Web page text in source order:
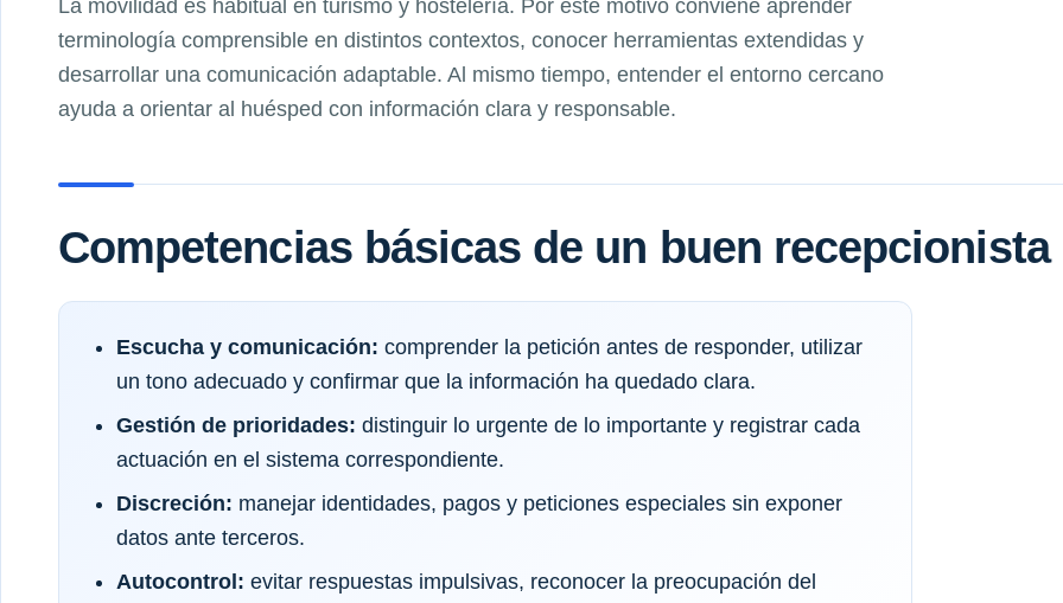
La movilidad es habitual en turismo y hostelería. Por este motivo conviene aprender
terminología comprensible en distintos contextos, conocer herramientas extendidas y
desarrollar una comunicación adaptable. Al mismo tiempo, entender el entorno cercano
ayuda a orientar al huésped con información clara y responsable.
Competencias básicas de un buen recepcionista
Escucha y comunicación: comprender la petición antes de responder, utilizar
un tono adecuado y confirmar que la información ha quedado clara.
Gestión de prioridades: distinguir lo urgente de lo importante y registrar cada
actuación en el sistema correspondiente.
Discreción: manejar identidades, pagos y peticiones especiales sin exponer
datos ante terceros.
Autocontrol: evitar respuestas impulsivas, reconocer la preocupación del